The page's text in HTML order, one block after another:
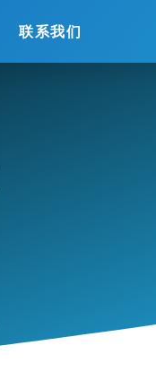
联系我们